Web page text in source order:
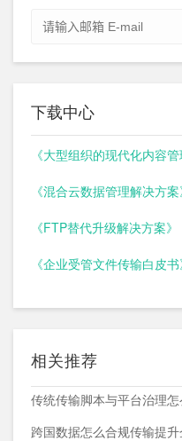
下载中心
《大型组织的现代化内容管
《混合云数据管理解决方案
《FTP替代升级解决方案》
《企业受管文件传输白皮书
相关推荐
传统传输脚本与平台治理
跨国数据怎么合规传输提